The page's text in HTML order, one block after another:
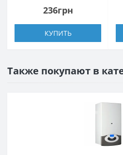
236грн
КУПИТЬ
Также покупают в